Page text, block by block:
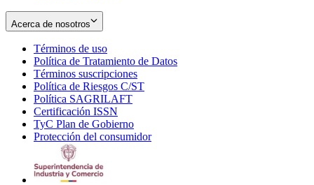
Acerca de nosotros
Términos de uso
in
new
window
Política de Tratamiento de Datos
Términos suscripciones
in
Política de Riesgos C/ST
Política SAGRILAFT
new
window
Certificación ISSN
in
new
TyC Plan de Gobierno
in
Protección del consumidorOpens